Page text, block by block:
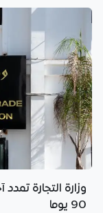
وزارة التجارة
90 يوما